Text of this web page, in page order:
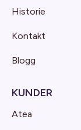
Historie
Kontakt
Blogg
KUNDER
Atea